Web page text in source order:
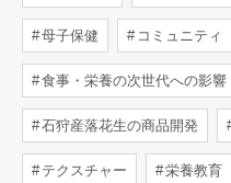
母子保健 コミュニティ
食事・栄養の次世代への影響
石狩産落花生の商品開発
テクスチャー 栄養教育